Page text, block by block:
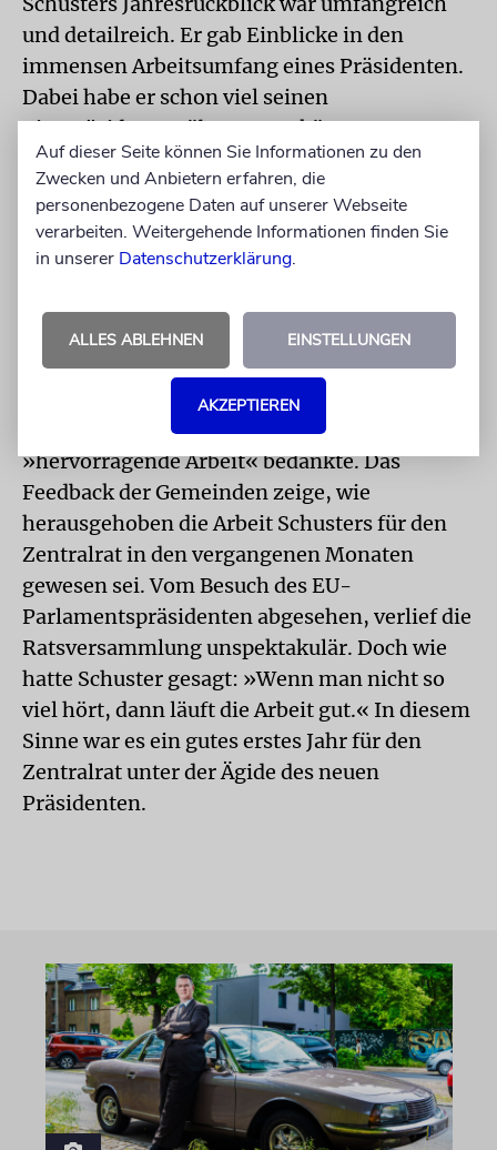
und detailreich. Er gab Einblicke in den
immensen Arbeitsumfang eines Präsidenten.
Dabei habe er schon viel seinen
Vizepräsidenten übertragen können,
bedankte sich Schuster bei Abraham Lehrer
und Mark Dainow, die ihn bei Gedenkfeiern,
aber auch bei der jüngsten
Rabbinerordination in Bielefeld vertreten
Bericht mit großem Applaus.
»REVANCHE«Aber auch die »Revanche«, wie
es Abraham Lehrer nannte, erhielt heftigen
Beifall, als dieser sich bei Schuster für die
»hervorragende Arbeit« bedankte. Das
Feedback der Gemeinden zeige, wie
herausgehoben die Arbeit Schusters für den
Zentralrat in den vergangenen Monaten
gewesen sei. Vom Besuch des EU-
Parlamentspräsidenten abgesehen, verlief die
Ratsversammlung unspektakulär. Doch wie
hatte Schuster gesagt: »Wenn man nicht so
viel hört, dann läuft die Arbeit gut.« In diesem
Sinne war es ein gutes erstes Jahr für den
Zentralrat unter der Ägide des neuen
Präsidenten.
Auf dieser Seite können Sie Informationen zu den
Zwecken und Anbietern erfahren, die
personenbezogene Daten auf unserer Webseite
verarbeiten. Weitergehende Informationen finden Sie
in unserer Datenschutzerklärung.
ALLES ABLEHNEN EINSTELLUNGEN
AKZEPTIEREN